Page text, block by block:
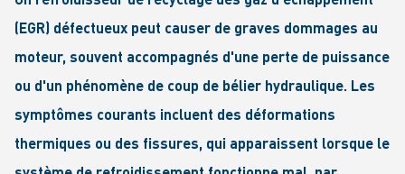
(EGR) défectueux peut causer de graves dommages au
moteur, souvent accompagnés d'une perte de puissance
ou d'un phénomène de coup de bélier hydraulique. Les
symptômes courants incluent des déformations
thermiques ou des fissures, qui apparaissent lorsque le